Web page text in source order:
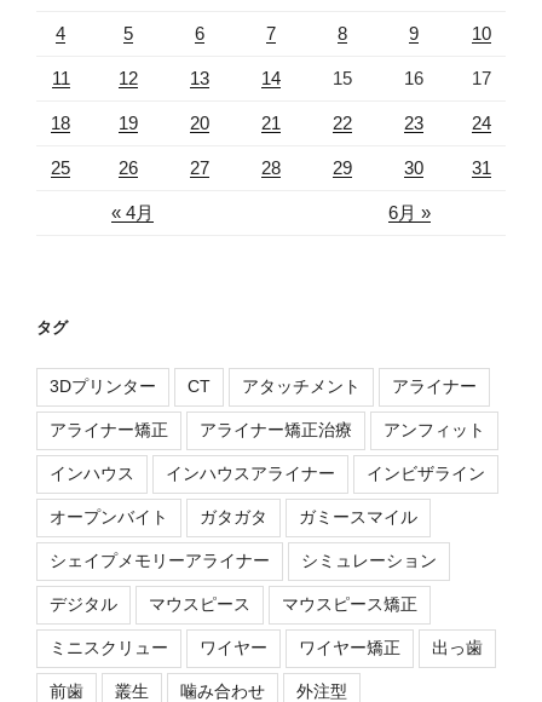
« 4月 6月 »
4 5 6 7 8 9 10
11 12 13 14 15 16 17
18 19 20 21 22 23 24
25 26 27 28 29 30 31
タグ
3Dプリンター CT アタッチメント アライナー
アライナー矯正 アライナー矯正治療 アンフィット
インハウス インハウスアライナー インビザライン
オープンバイト ガタガタ ガミースマイル
シェイプメモリーアライナー シミュレーション
デジタル マウスピース マウスピース矯正
ミニスクリュー ワイヤー ワイヤー矯正 出っ歯
前歯 叢生 噛み合わせ 外注型